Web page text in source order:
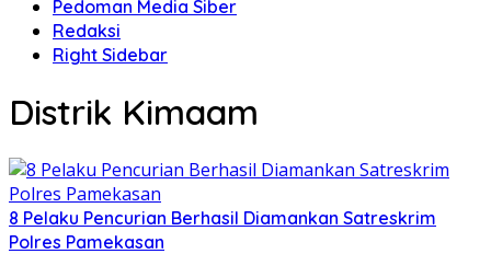
Pedoman Media Siber
Redaksi
Right Sidebar
Distrik Kimaam
8 Pelaku Pencurian Berhasil Diamankan Satreskrim
Polres Pamekasan